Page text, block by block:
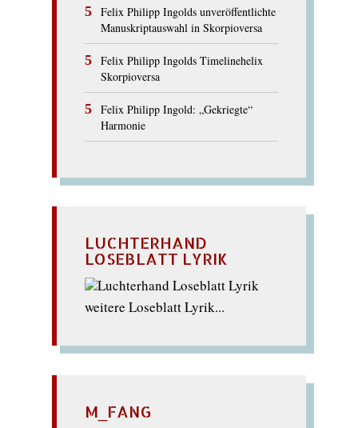
Felix Philipp Ingolds unveröffentlichte
Manuskriptauswahl in Skorpioversa
Felix Philipp Ingolds Timelinehelix
Skorpioversa
Felix Philipp Ingold: „Gekriegte“
Harmonie
LUCHTERHAND
LOSEBLATT LYRIK
weitere Loseblatt Lyrik...
M_FANG